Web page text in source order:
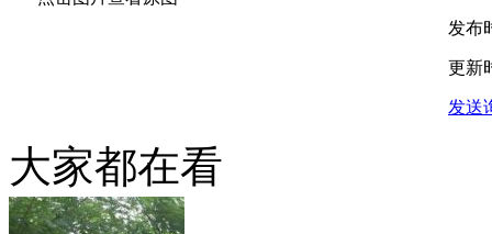
发布
更新
发送
大家都在看